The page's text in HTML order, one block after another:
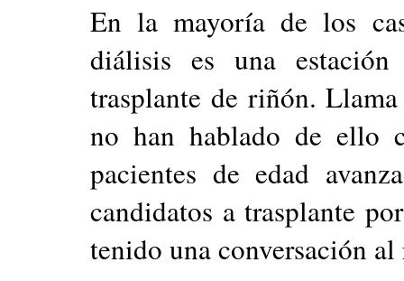
En la mayoría de los
diálisis es una
trasplante de riñón.
no han hablado de ello
pacientes de edad
candidatos a trasplante
tenido una conversación